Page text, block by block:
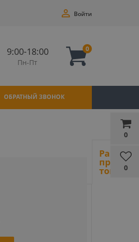
0
0
Войти
9:00-18:00
Пн-Пт
0
ОБРАТНЫЙ ЗВОНОК
Ранее
товары